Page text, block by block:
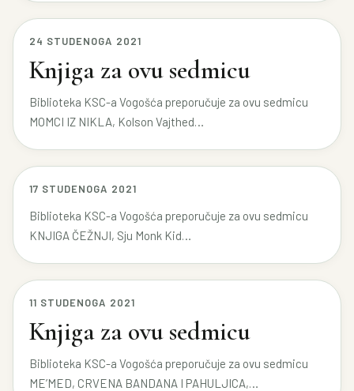
24 STUDENOGA 2021
Knjiga za ovu sedmicu
Biblioteka KSC-a Vogošća preporučuje za ovu sedmicu
MOMCI IZ NIKLA, Kolson Vajthed…
17 STUDENOGA 2021
Biblioteka KSC-a Vogošća preporučuje za ovu sedmicu
KNJIGA ČEŽNJI, Sju Monk Kid…
11 STUDENOGA 2021
Knjiga za ovu sedmicu
Biblioteka KSC-a Vogošća preporučuje za ovu sedmicu
ME’MED, CRVENA BANDANA I PAHULJICA,…